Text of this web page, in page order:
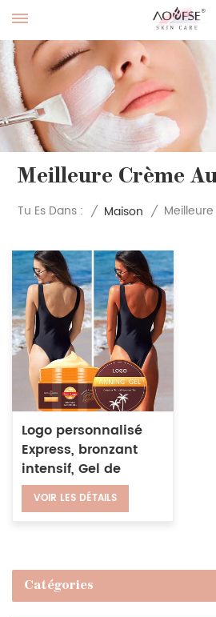
Meilleure Crème
Tu Es Dans : / Maison /
Logo personnalisé
Express, bronzant
intensif, Gel de
bronzage, crème
autobronzante
VOIR LES DÉTAILS
Catégories